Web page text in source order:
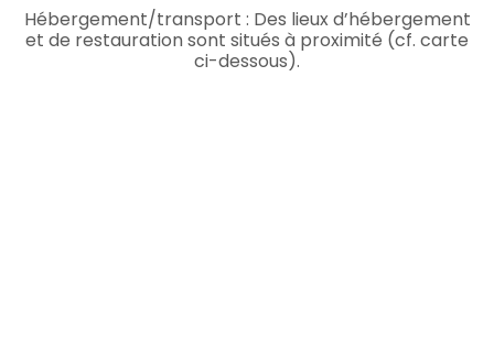
Hébergement/transport : Des lieux d’hébergement
et de restauration sont situés à proximité (cf. carte
ci-dessous).